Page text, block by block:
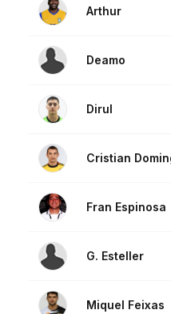
Arthur
Deamo
Dirul
Cristian
Fran Espinosa
G. Esteller
Miquel Feixas